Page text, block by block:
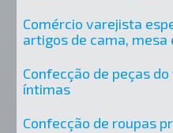
Comércio varejista
artigos de cama, mesa
Confecção de peças
íntimas
Confecção de roupas